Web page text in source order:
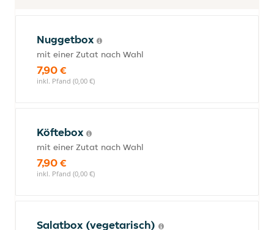
Nuggetbox
mit einer Zutat nach Wahl
7,90 €
inkl. Pfand (0,00 €)
Köftebox
mit einer Zutat nach Wahl
7,90 €
inkl. Pfand (0,00 €)
Salatbox (vegetarisch)